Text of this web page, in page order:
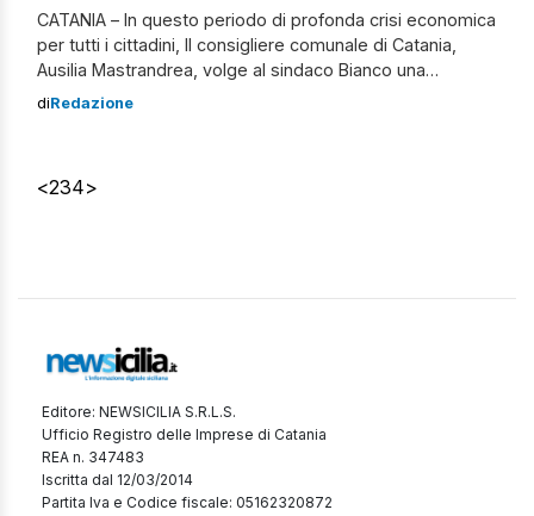
CATANIA – In questo periodo di profonda crisi economica
per tutti i cittadini, Il consigliere comunale di Catania,
Ausilia Mastrandrea, volge al sindaco Bianco una
richiesta per tutte quelle famiglie morose, che hanno
diRedazione
<234>
Editore: NEWSICILIA S.R.L.S.
Ufficio Registro delle Imprese di Catania
REA n. 347483
Iscritta dal 12/03/2014
Partita Iva e Codice fiscale: 05162320872